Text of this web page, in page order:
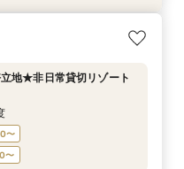
在宅&スマホでOK！オン
約
迎】最短90分×見積もり相
約
／フレンチ試食＆直前予約
約
で残す大切な一日！期間限
約
★ドレス試着】光の大聖堂
約
立地★非日常貸切リゾート
〜
〜